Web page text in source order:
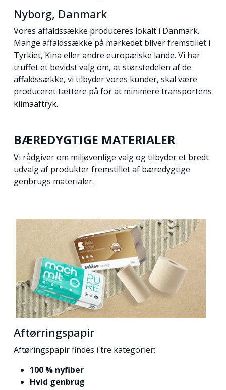
Nyborg, Danmark
Vores affaldssække produceres lokalt i Danmark.
Mange affaldssække på markedet bliver fremstillet i
Tyrkiet, Kina eller andre europæiske lande. Vi har
truffet et bevidst valg om, at størstedelen af de
affaldssække, vi tilbyder vores kunder, skal være
produceret tættere på for at minimere transportens
klimaaftryk.
BÆREDYGTIGE MATERIALER
Vi rådgiver om miljøvenlige valg og tilbyder et bredt
udvalg af produkter fremstillet af bæredygtige
genbrugs materialer.
Aftørringspapir
Aftøringspapir findes i tre kategorier:
100 % nyfiber
Hvid genbrug